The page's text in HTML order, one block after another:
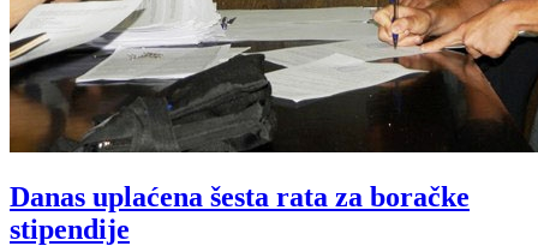
Danas uplaćena šesta rata za boračke
stipendije